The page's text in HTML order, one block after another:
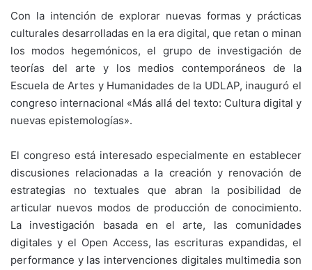
Con la intención de explorar nuevas formas y prácticas
culturales desarrolladas en la era digital, que retan o minan
los modos hegemónicos, el grupo de investigación de
teorías del arte y los medios contemporáneos de la
Escuela de Artes y Humanidades de la UDLAP, inauguró el
congreso internacional «Más allá del texto: Cultura digital y
nuevas epistemologías».
El congreso está interesado especialmente en establecer
discusiones relacionadas a la creación y renovación de
estrategias no textuales que abran la posibilidad de
articular nuevos modos de producción de conocimiento.
La investigación basada en el arte, las comunidades
digitales y el Open Access, las escrituras expandidas, el
performance y las intervenciones digitales multimedia son